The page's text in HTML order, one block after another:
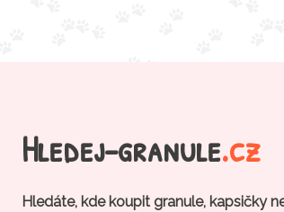
Hledej-granule.cz
Hledáte, kde koupit granule, kapsičky